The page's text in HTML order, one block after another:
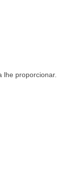
lhe proporcionar.